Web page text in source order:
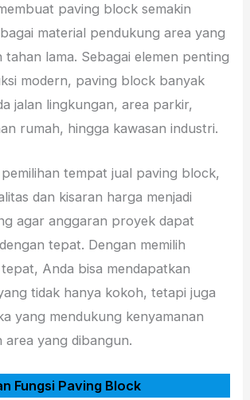
paving block semakin
material pendukung area yang
tahan lama. Sebagai elemen penting
modern, paving block banyak
jalan lingkungan, area parkir,
rumah, hingga kawasan industri.
tempat jual paving block,
dan kisaran harga menjadi
agar anggaran proyek dapat
tepat. Dengan memilih
Anda bisa mendapatkan
tidak hanya kokoh, tetapi juga
yang mendukung kenyamanan
area yang dibangun.
Fungsi Paving Block